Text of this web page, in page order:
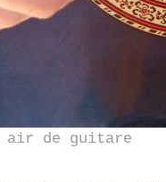
air de guitare